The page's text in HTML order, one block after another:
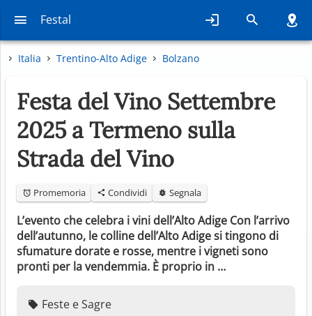
Festal
Italia Trentino-Alto Adige Bolzano
Festa del Vino Settembre
2025 a Termeno sulla
Strada del Vino
Promemoria Condividi Segnala
L’evento che celebra i vini dell’Alto Adige Con l’arrivo
dell’autunno, le colline dell’Alto Adige si tingono di
sfumature dorate e rosse, mentre i vigneti sono
pronti per la vendemmia. È proprio in …
Feste e Sagre